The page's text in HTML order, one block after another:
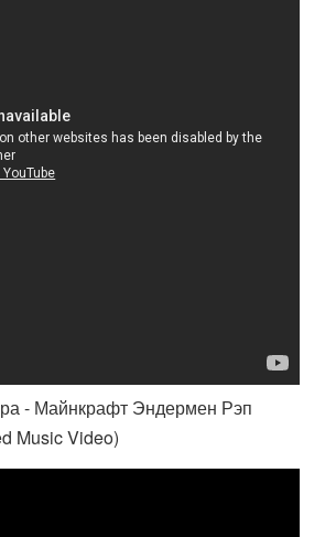
- Майнкрафт Эндермен Рэп
Music Video)